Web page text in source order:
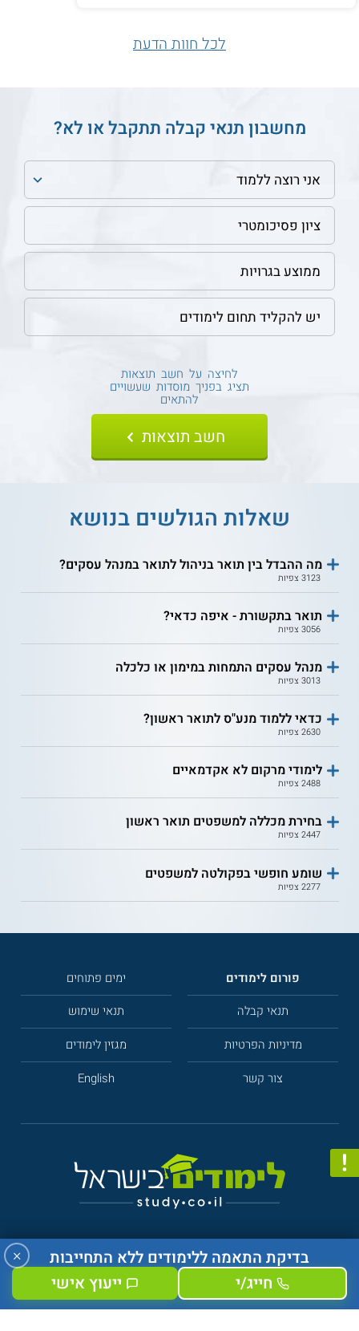
לכל חוות הדעת
מחשבון תנאי קבלה תתקבל או לא?
לחיצה על חשב תוצאות
תציג בפניך מוסדות שעשויים
להתאים
שאלות הגולשים בנושא
מה ההבדל בין תואר בניהול לתואר במנהל עסקים?
3123 צפיות
תואר בתקשורת - איפה כדאי?
3056 צפיות
מנהל עסקים התמחות במימון או כלכלה
3013 צפיות
כדאי ללמוד מנע"ס לתואר ראשון?
2630 צפיות
לימודי מרקום לא אקדמאיים
2488 צפיות
בחירת מכללה למשפטים תואר ראשון
2447 צפיות
שומע חופשי בפקולטה למשפטים
2277 צפיות
פורום לימודים
ימים פתוחים
תנאי קבלה
תנאי שימוש
מדיניות הפרטיות
מגזין לימודים
צור קשר
English
בדיקת התאמה ללימודים ללא התחייבות
חייג/י
ייעוץ אישי
×